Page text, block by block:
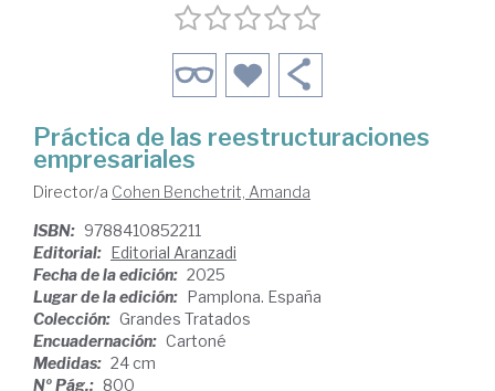
Práctica de las reestructuraciones
empresariales
Director/a Cohen Benchetrit, Amanda
ISBN: 9788410852211
Editorial: Editorial Aranzadi
Fecha de la edición: 2025
Lugar de la edición: Pamplona. España
Colección: Grandes Tratados
Encuadernación: Cartoné
Medidas: 24 cm
Nº Pág.: 800